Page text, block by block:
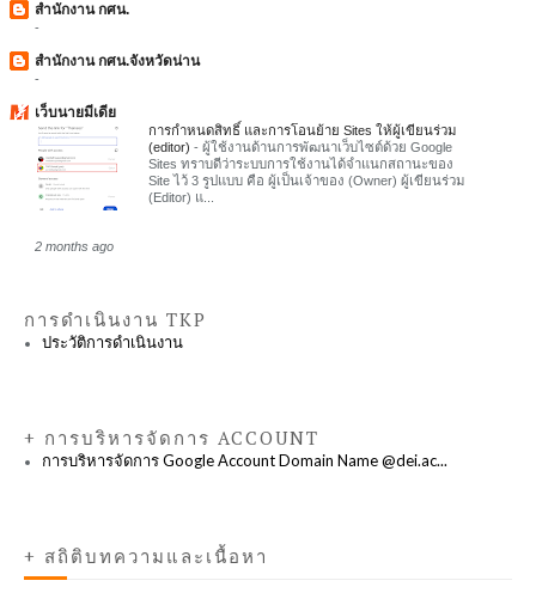
สำนักงาน กศน.
-
สำนักงาน กศน.จังหวัดน่าน
-
เว็บนายมีเดีย
การกำหนดสิทธิ์ และการโอนย้าย Sites ให้ผู้เขียนร่วม
(editor) - ผู้ใช้งานด้านการพัฒนาเว็บไซต์ด้วย Google
Sites ทราบดีว่าระบบการใช้งานได้จำแนกสถานะของ
Site ไว้ 3 รูปแบบ คือ ผู้เป็นเจ้าของ (Owner) ผู้เขียนร่วม
(Editor) แ...
2 months ago
การดำเนินงาน TKP
ประวัติการดำเนินงาน
+ การบริหารจัดการ ACCOUNT
การบริหารจัดการ Google Account Domain Name @dei.ac...
+ สถิติบทความและเนื้อหา